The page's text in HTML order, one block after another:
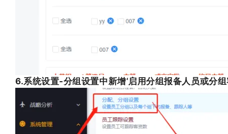
6.系统设置-分组设置中新增‘启用分组报备人员或分